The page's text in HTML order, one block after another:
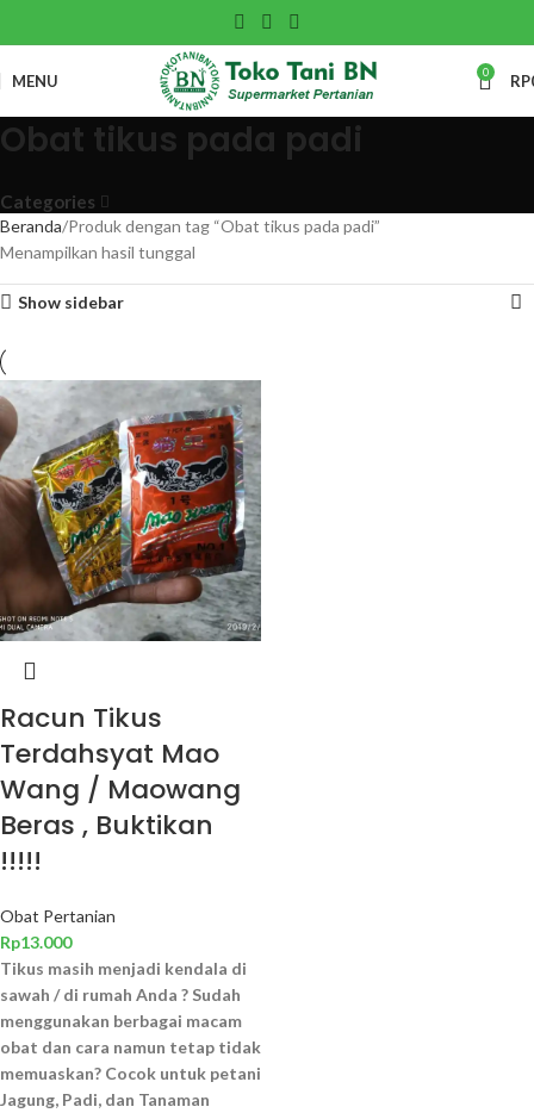
MENU 0 RP
Obat tikus pada padi
Categories
Beranda Produk dengan tag “Obat tikus pada padi”
Menampilkan hasil tunggal
Show sidebar
Racun Tikus
Terdahsyat Mao
Wang / Maowang
Beras , Buktikan
!!!!!
Obat Pertanian
Rp13.000
Tikus masih menjadi kendala di
sawah / di rumah Anda ? Sudah
menggunakan berbagai macam
obat dan cara namun tetap tidak
memuaskan? Cocok untuk petani
Jagung, Padi, dan Tanaman